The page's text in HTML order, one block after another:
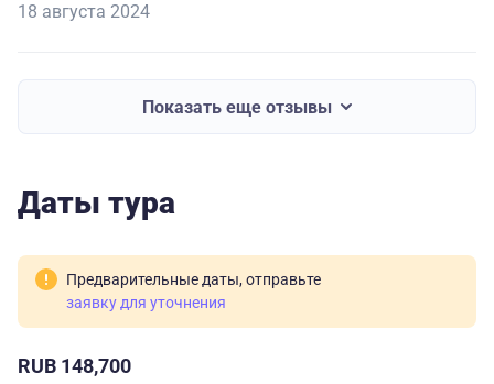
18 августа 2024
Показать еще отзывы
Даты тура
Предварительные даты, отправьте
заявку для уточнения
RUB 148,700